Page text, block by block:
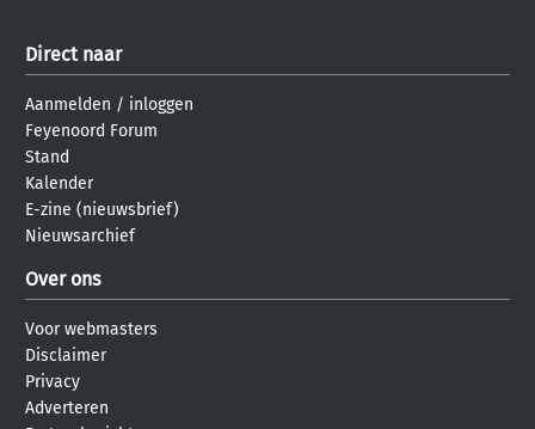
Direct naar
Aanmelden / inloggen
Feyenoord Forum
Stand
Kalender
E-zine (nieuwsbrief)
Nieuwsarchief
Over ons
Voor webmasters
Disclaimer
Privacy
Adverteren